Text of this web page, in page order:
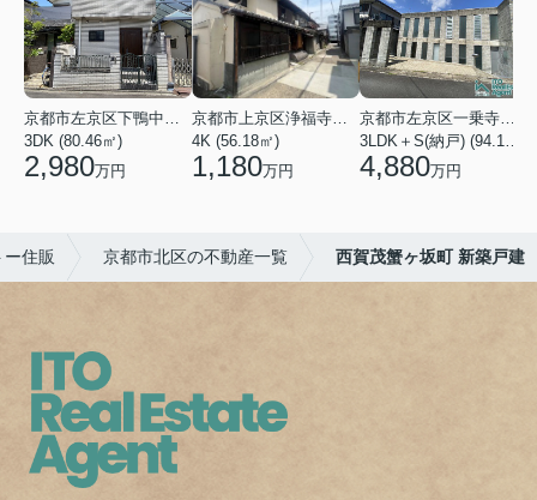
3DK (80.46㎡)
2,980万円
4K (56.18㎡)
1,180万円 4,880万円
住販 京都市北区の不動産一覧 西賀茂蟹ヶ坂町 新築戸建